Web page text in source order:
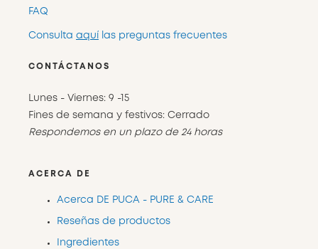
FAQ
Consulta aquí las preguntas frecuentes
CONTÁCTANOS
Lunes - Viernes: 9 -15
Fines de semana y festivos: Cerrado
Respondemos en un plazo de 24 horas
ACERCA DE
Acerca DE PUCA - PURE & CARE
Reseñas de productos
Ingredientes